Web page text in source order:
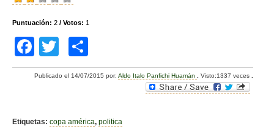
Puntuación: 2 / Votos: 1
F
a
b
wi o
ar
Publicado el14/07/2015 por:Aldo Italo Panfichi Huamán. Visto:1337 veces.
Etiquetas: copa américa, politica